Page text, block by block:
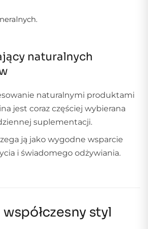
naturalnych
naturalnymi produktami
jest coraz częściej wybierana
suplementacji.
ją jako wygodne wsparcie
i świadomego odżywiania.
styl